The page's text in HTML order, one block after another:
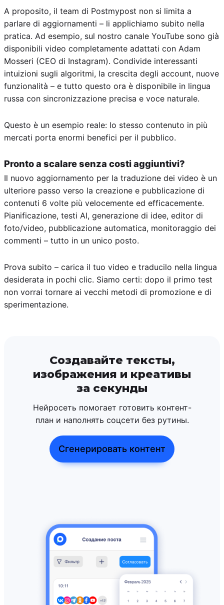
A proposito, il team di Postmypost non si limita a
parlare di aggiornamenti – li applichiamo subito nella
pratica. Ad esempio, sul nostro canale YouTube sono già
disponibili video completamente adattati con Adam
Mosseri (CEO di Instagram). Condivide interessanti
intuizioni sugli algoritmi, la crescita degli account, nuove
funzionalità – e tutto questo ora è disponibile in lingua
russa con sincronizzazione precisa e voce naturale.
Questo è un esempio reale: lo stesso contenuto in più
mercati porta enormi benefici per il pubblico.
Pronto a scalare senza costi aggiuntivi?
Il nuovo aggiornamento per la traduzione dei video è un
ulteriore passo verso la creazione e pubblicazione di
contenuti 6 volte più velocemente ed efficacemente.
Pianificazione, testi AI, generazione di idee, editor di
foto/video, pubblicazione automatica, monitoraggio dei
commenti – tutto in un unico posto.
Prova subito – carica il tuo video e traducilo nella lingua
desiderata in pochi clic. Siamo certi: dopo il primo test
non vorrai tornare ai vecchi metodi di promozione e di
sperimentazione.
Создавайте тексты,
изображения и креативы
за секунды
Нейросеть помогает готовить контент-
план и наполнять соцсети без рутины.
Сгенерировать контент